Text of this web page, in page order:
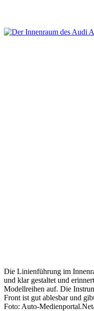
Die Linienführung im
und klar gestaltet und
Modellreihen auf. Die
Front ist gut ablesbar und
Foto: Auto-